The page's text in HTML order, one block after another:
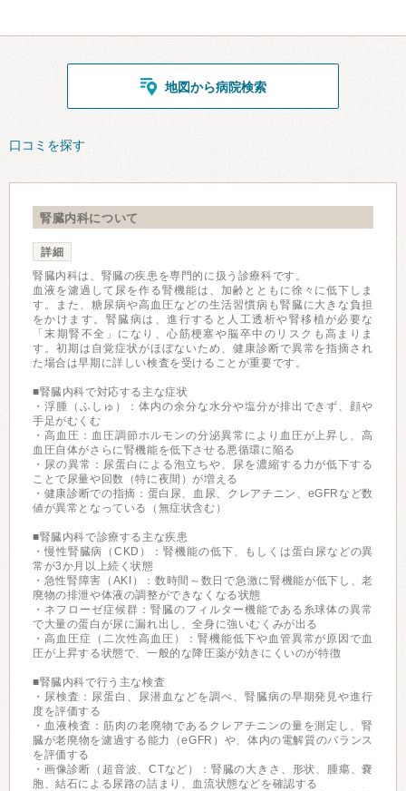
地図から病院検索
口コミを探す
腎臓内科について
詳細
腎臓内科は、腎臓の疾患を専門的に扱う診療科です。
血液を濾過して尿を作る腎機能は、加齢とともに徐々に低下しま
す。また、糖尿病や高血圧などの生活習慣病も腎臓に大きな負担
をかけます。腎臓病は、進行すると人工透析や腎移植が必要な
「末期腎不全」になり、心筋梗塞や脳卒中のリスクも高まりま
す。初期は自覚症状がほぼないため、健康診断で異常を指摘され
た場合は早期に詳しい検査を受けることが重要です。
■腎臓内科で対応する主な症状
・浮腫（ふしゅ）：体内の余分な水分や塩分が排出できず、顔や
手足がむくむ
・高血圧：血圧調節ホルモンの分泌異常により血圧が上昇し、高
血圧自体がさらに腎機能を低下させる悪循環に陥る
・尿の異常：尿蛋白による泡立ちや、尿を濃縮する力が低下する
ことで尿量や回数（特に夜間）が増える
・健康診断での指摘：蛋白尿、血尿、クレアチニン、eGFRなど数
値が異常となっている（無症状含む）
■腎臓内科で診療する主な疾患
・慢性腎臓病（CKD）：腎機能の低下、もしくは蛋白尿などの異
常が3か月以上続く状態
・急性腎障害（AKI）：数時間～数日で急激に腎機能が低下し、老
廃物の排泄や体液の調整ができなくなる状態
・ネフローゼ症候群：腎臓のフィルター機能である糸球体の異常
で大量の蛋白が尿に漏れ出し、全身に強いむくみが出る
・高血圧症（二次性高血圧）：腎機能低下や血管異常が原因で血
圧が上昇する状態で、一般的な降圧薬が効きにくいのが特徴
■腎臓内科で行う主な検査
・尿検査：尿蛋白、尿潜血などを調べ、腎臓病の早期発見や進行
度を評価する
・血液検査：筋肉の老廃物であるクレアチニンの量を測定し、腎
臓が老廃物を濾過する能力（eGFR）や、体内の電解質のバランス
を評価する
・画像診断（超音波、CTなど）：腎臓の大きさ、形状、腫瘍、嚢
胞、結石による尿路の詰まり、血流状態などを確認する